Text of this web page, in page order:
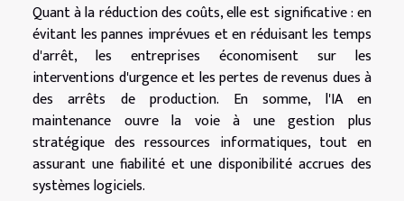
Quant à la réduction des coûts, elle est significative : en
évitant les pannes imprévues et en réduisant les temps
d'arrêt, les entreprises économisent sur les
interventions d'urgence et les pertes de revenus dues à
des arrêts de production. En somme, l'IA en
maintenance ouvre la voie à une gestion plus
stratégique des ressources informatiques, tout en
assurant une fiabilité et une disponibilité accrues des
systèmes logiciels.